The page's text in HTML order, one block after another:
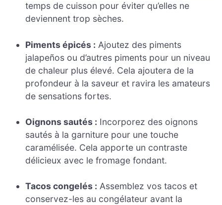
temps de cuisson pour éviter qu’elles ne
deviennent trop sèches.
Piments épicés : Ajoutez des piments
jalapeños ou d’autres piments pour un niveau
de chaleur plus élevé. Cela ajoutera de la
profondeur à la saveur et ravira les amateurs
de sensations fortes.
Oignons sautés : Incorporez des oignons
sautés à la garniture pour une touche
caramélisée. Cela apporte un contraste
délicieux avec le fromage fondant.
Tacos congelés : Assemblez vos tacos et
conservez-les au congélateur avant la